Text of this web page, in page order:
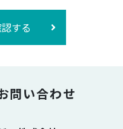
する
問い合わせ